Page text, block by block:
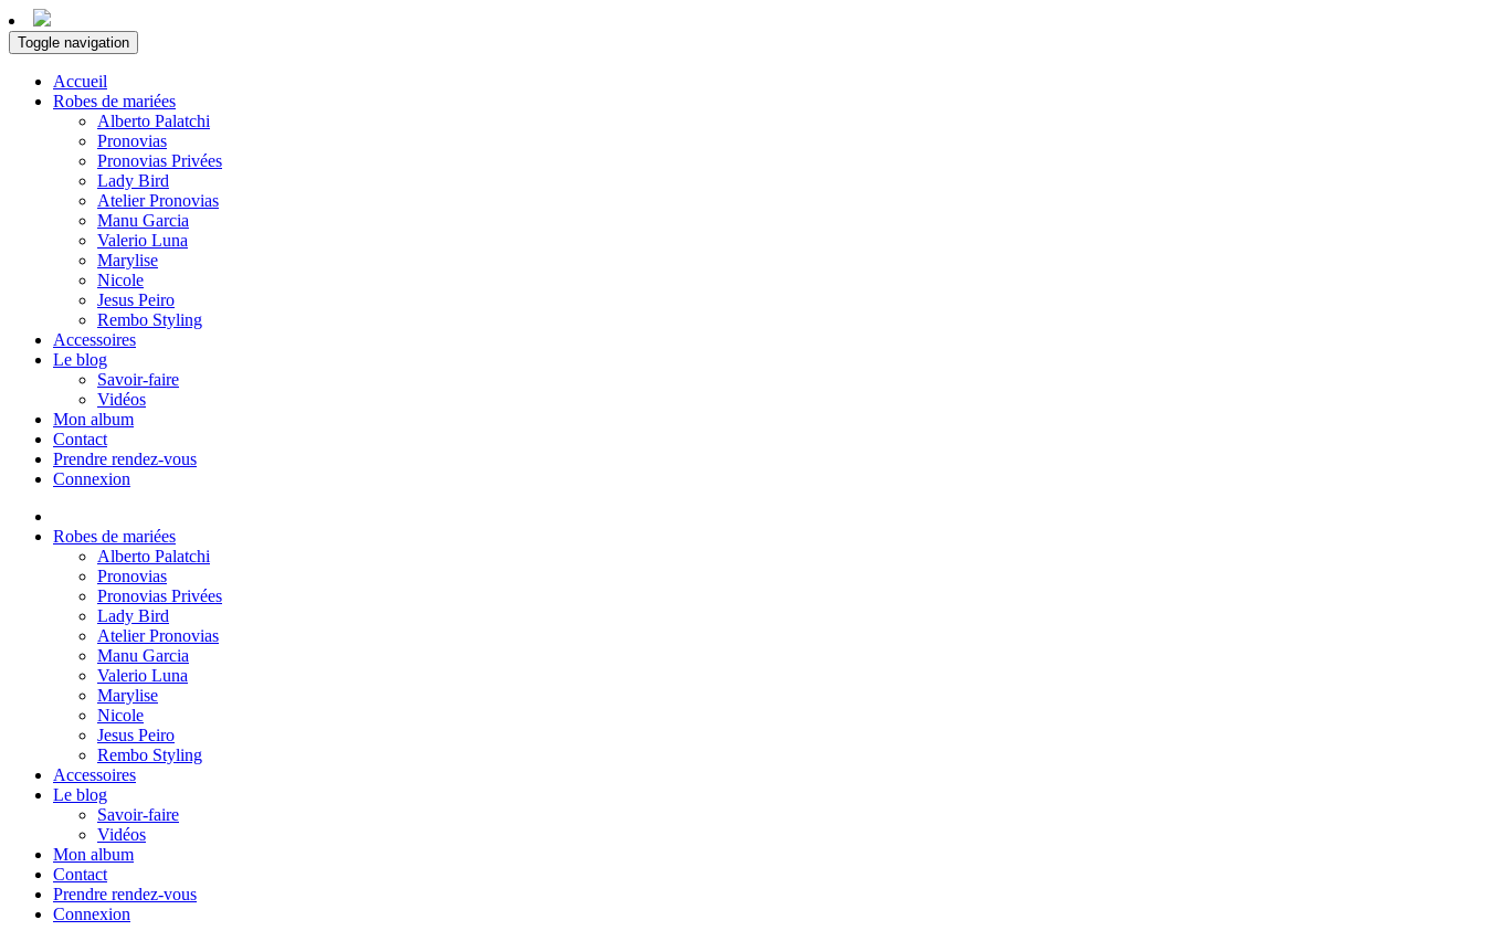
Toggle navigation
Accueil
Robes de mariées
Alberto Palatchi
Pronovias
Pronovias Privées
Lady Bird
Atelier Pronovias
Manu Garcia
Valerio Luna
Marylise
Nicole
Jesus Peiro
Rembo Styling
Accessoires
Le blog
Savoir-faire
Vidéos
Mon album
Contact
Prendre rendez-vous
Connexion
Robes de mariées
Alberto Palatchi
Pronovias
Pronovias Privées
Lady Bird
Atelier Pronovias
Manu Garcia
Valerio Luna
Marylise
Nicole
Jesus Peiro
Rembo Styling
Accessoires
Le blog
Savoir-faire
Vidéos
Mon album
Contact
Prendre rendez-vous
Connexion